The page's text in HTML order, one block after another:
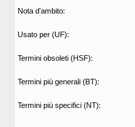
Nota d'ambito:
Usato per (UF):
Termini obsoleti (HSF):
Termini più generali (BT):
Termini più specifici (NT):